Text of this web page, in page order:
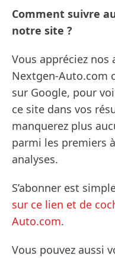
Comment suivre
notre site ?
Vous appréciez nos
Nextgen-Auto.com
sur Google, pour
ce site dans vos
manquerez plus
parmi les premiers
analyses.
S’abonner est
sur ce lien et de
Auto.com.
Vous pouvez aussi